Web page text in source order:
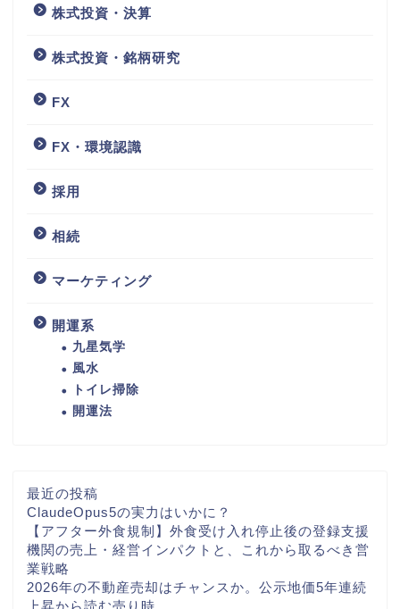
株式投資・決算
株式投資・銘柄研究
FX
FX・環境認識
採用
相続
マーケティング
開運系
九星気学
風水
トイレ掃除
開運法
最近の投稿
ClaudeOpus5の実力はいかに？
【アフター外食規制】外食受け入れ停止後の登録支援
機関の売上・経営インパクトと、これから取るべき営
業戦略
2026年の不動産売却はチャンスか。公示地価5年連続
上昇から読む売り時